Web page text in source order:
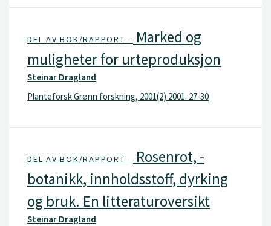
DEL AV BOK/RAPPORT – Marked og
muligheter for urteproduksjon
Steinar Dragland
Planteforsk Grønn forskning, 2001(2) 2001. 27-30
DEL AV BOK/RAPPORT – Rosenrot, -
botanikk, innholdsstoff, dyrking
og bruk. En litteraturoversikt
Steinar Dragland